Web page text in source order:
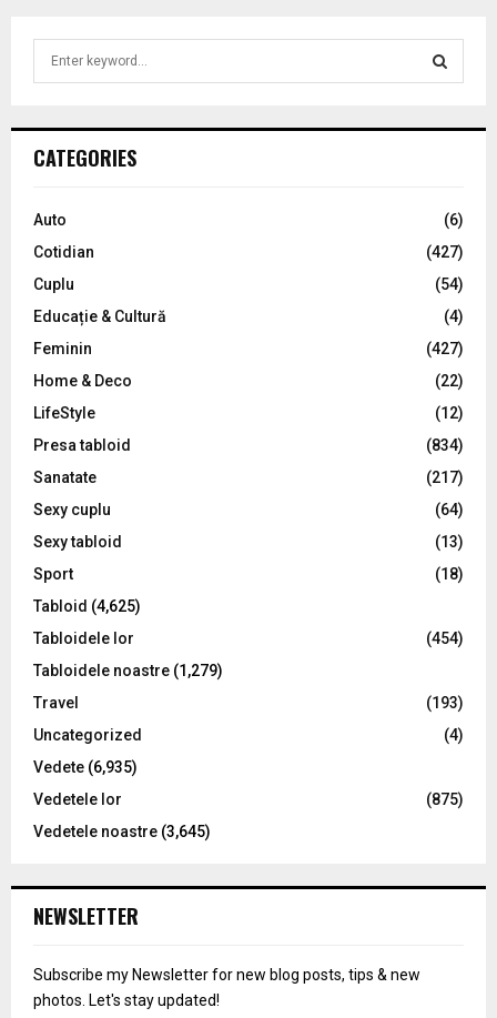
h
o
:
C
CATEGORIES
Auto
(6)
Cotidian
(427)
Cuplu
(54)
Educație & Cultură
(4)
Feminin
(427)
Home & Deco
(22)
LifeStyle
(12)
Presa tabloid
(834)
Sanatate
(217)
Sexy cuplu
(64)
Sexy tabloid
(13)
Sport
(18)
Tabloid (4,625)
Tabloidele lor
(454)
Tabloidele noastre (1,279)
Travel
(193)
Uncategorized
(4)
Vedete (6,935)
Vedetele lor
(875)
Vedetele noastre (3,645)
NEWSLETTER
Subscribe my Newsletter for new blog posts, tips & new
photos. Let's stay updated!